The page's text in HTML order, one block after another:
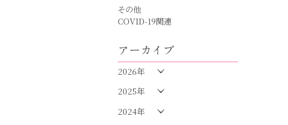
その他
COVID-19関連
アーカイブ
2026年
2025年
2024年